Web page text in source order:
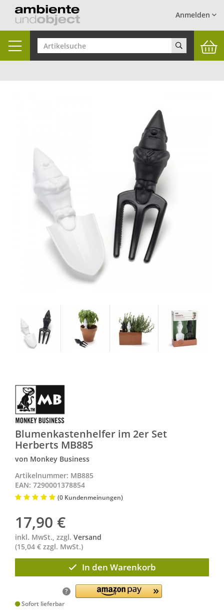
Anmelden
Toggle
navigation
Blumenkastenhelfer im 2er Set
Herberts MB885
von Monkey Business
Artikelnummer: MB885
EAN: 7290001378854
(0 Kundenmeinungen)
17,90 €
inkl. MwSt., zzgl. Versand
(15,04 € zzgl. MwSt.)
In den Warenkorb
?
Sofort lieferbar